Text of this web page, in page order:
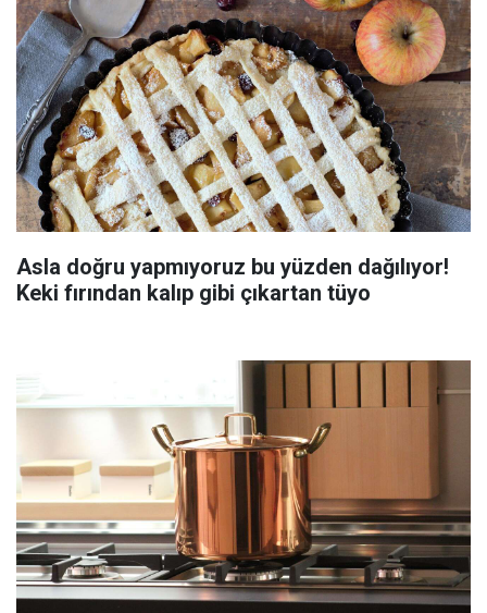
Asla doğru yapmıyoruz bu yüzden dağılıyor!
Keki fırından kalıp gibi çıkartan tüyo